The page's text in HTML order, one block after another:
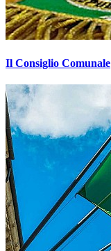
Il Consiglio Comunale